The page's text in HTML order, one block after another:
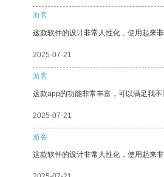
游客
这款软件的设计非常人性化，使用起来非
2025-07-21
游客
这款app的功能非常丰富，可以满足我不
2025-07-21
游客
这款软件的设计非常人性化，使用起来非